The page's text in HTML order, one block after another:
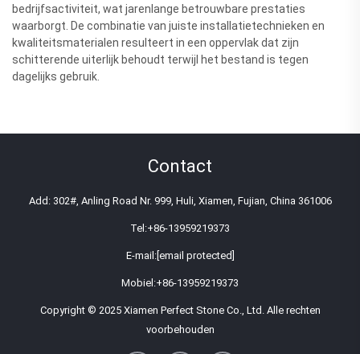
bedrijfsactiviteit, wat jarenlange betrouwbare prestaties
waarborgt. De combinatie van juiste installatietechnieken en
kwaliteitsmaterialen resulteert in een oppervlak dat zijn
schitterende uiterlijk behoudt terwijl het bestand is tegen
dagelijks gebruik.
Contact
Add: 302#, Anling Road Nr. 999, Huli, Xiamen, Fujian, China 361006
Tel:+86-13959219373
E-mail:[email protected]
Mobiel:+86-13959219373
Copyright © 2025 Xiamen Perfect Stone Co., Ltd. Alle rechten
voorbehouden